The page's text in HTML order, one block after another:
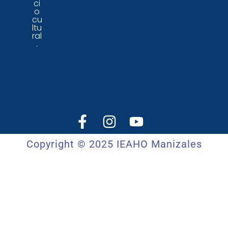
ci
o
cu
ltu
ral
.
Copyright © 2025 IEAHO Manizales